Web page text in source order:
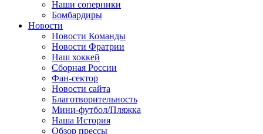
Наши соперники
Бомбардиры
Новости
Новости Команды
Новости Фратрии
Наш хоккей
Сборная России
Фан-cектор
Новости сайта
Благотворительность
Мини-футбол/Пляжка
Наша История
Обзор прессы